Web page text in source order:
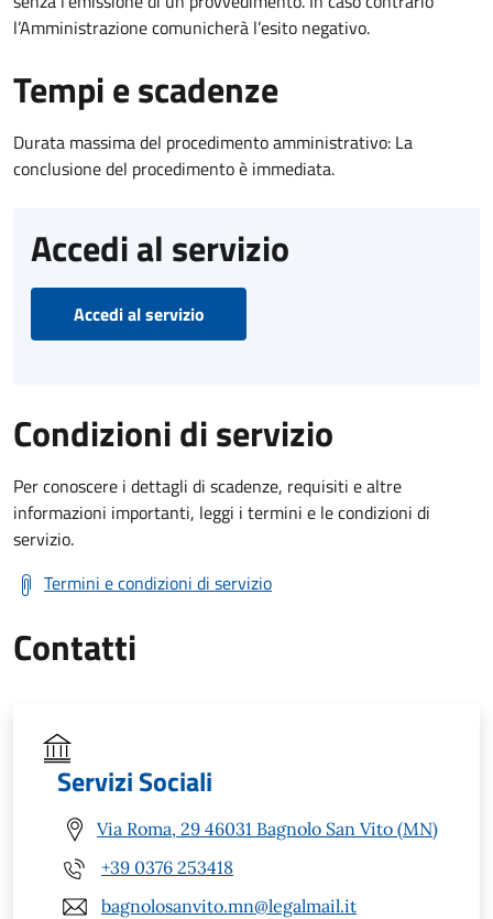
l’Amministrazione comunicherà l’esito negativo.
Tempi e scadenze
Durata massima del procedimento amministrativo: La
conclusione del procedimento è immediata.
Accedi al servizio
Accedi al servizio
Condizioni di servizio
Per conoscere i dettagli di scadenze, requisiti e altre
informazioni importanti, leggi i termini e le condizioni di
servizio.
Termini e condizioni di servizio
Contatti
Servizi Sociali
Via Roma, 29 46031 Bagnolo San Vito (MN)
+39 0376 253418
bagnolosanvito.mn@legalmail.it